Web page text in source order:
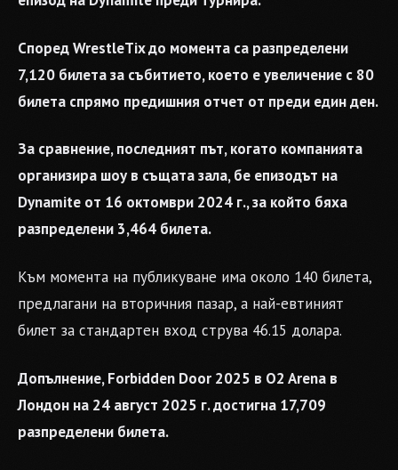
Според WrestleTix до момента са разпределени
7,120 билета за събитието, което е увеличение с 80
билета спрямо предишния отчет от преди един ден.
За сравнение, последният път, когато компанията
организира шоу в същата зала, бе епизодът на
Dynamite от 16 октомври 2024 г., за който бяха
разпределени 3,464 билета.
Към момента на публикуване има около 140 билета,
предлагани на вторичния пазар, а най-евтиният
билет за стандартен вход струва 46.15 долара.
Допълнение, Forbidden Door 2025 в O2 Arena в
Лондон на 24 август 2025 г. достигна 17,709
разпределени билета.